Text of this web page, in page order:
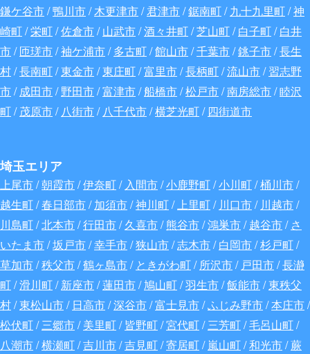
鎌ケ谷市/鴨川市/木更津市/君津市/鋸南町/九十九里町/神
崎町/栄町/佐倉市/山武市/酒々井町/芝山町/白子町/白井
市/匝瑳市/袖ケ浦市/多古町/館山市/千葉市/銚子市/長生
村/長南町/東金市/東庄町/富里市/長柄町/流山市/習志野
市/成田市/野田市/富津市/船橋市/松戸市/南房総市/睦沢
町/茂原市/ 八街市/ 八千代市/横芝光町/ 四街道市
埼玉エリア
上尾市/朝霞市/伊奈町/ 入間市/小鹿野町/小川町/桶川市/
越生町/春日部市/加須市/神川町/上里町/ 川口市/ 川越市/
川島町/北本市/行田市/久喜市/熊谷市/鴻巣市/越谷市/ さ
いたま市/坂戸市/幸手市/狭山市/志木市/白岡市/杉戸町/
草加市/秩父市/鶴ヶ島市/ ときがわ町/所沢市/ 戸田市/長瀞
町/滑川町/新座市/蓮田市/鳩山町/羽生市/飯能市/東秩父
村/東松山市/ 日高市/深谷市/富士見市/ふじみ野市/本庄市/
松伏町/三郷市/美里町/皆野町/宮代町/三芳町/毛呂山町/
八潮市/横瀬町/吉川市/吉見町/寄居町/嵐山町/和光市/蕨